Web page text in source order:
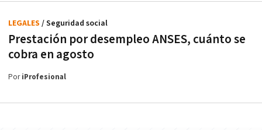
Prestación por desempleo ANSES, cuánto se
cobra en agosto
LEGALES / Seguridad social
PoriProfesional